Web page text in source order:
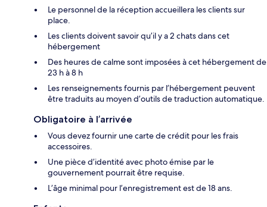
Le personnel de la réception accueillera les clients sur
place.
Les clients doivent savoir qu’il y a 2 chats dans cet
hébergement
Des heures de calme sont imposées à cet hébergement de
23 h à 8 h
Les renseignements fournis par l’hébergement peuvent
être traduits au moyen d’outils de traduction automatique.
Obligatoire à l’arrivée
Vous devez fournir une carte de crédit pour les frais
accessoires.
Une pièce d’identité avec photo émise par le
gouvernement pourrait être requise.
L’âge minimal pour l’enregistrement est de 18 ans.